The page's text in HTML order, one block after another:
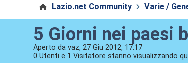
Lazio.net Community Varie /
5 Giorni nei paesi
Aperto da vaz, 27 Giu 2012, 17:17
0 Utenti e 1 Visitatore stanno visualizzando